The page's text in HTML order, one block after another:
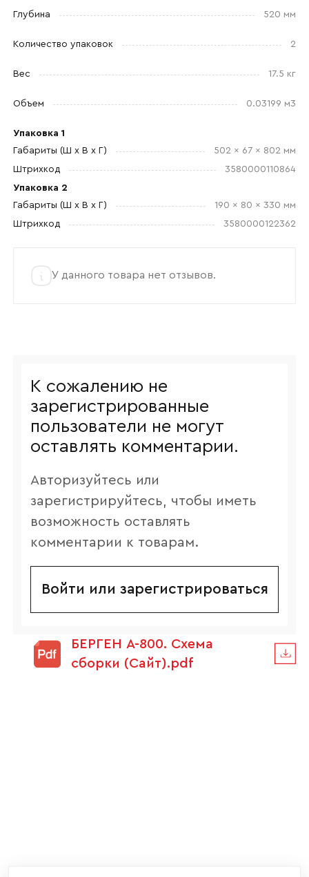
Глубина 520 мм
Количество упаковок 2
Вес 17.5 кг
Объем 0.03199 м3
Упаковка 1
Габариты (Ш x В x Г)
502 x 67 x 802 мм
Штрихкод
3580000110864
Упаковка 2
Габариты (Ш x В x Г)
190 x 80 x 330 мм
Штрихкод
3580000122362
У данного товара нет отзывов.
К сожалению не
зарегистрированные
пользователи не могут
оставлять комментарии.
Авторизуйтесь или
зарегистрируйтесь, чтобы иметь
возможность оставлять
комментарии к товарам.
Войти или зарегистрироваться
БЕРГЕН А-800. Схема
сборки (Сайт).pdf
Согласен с политикой конфиденциальности